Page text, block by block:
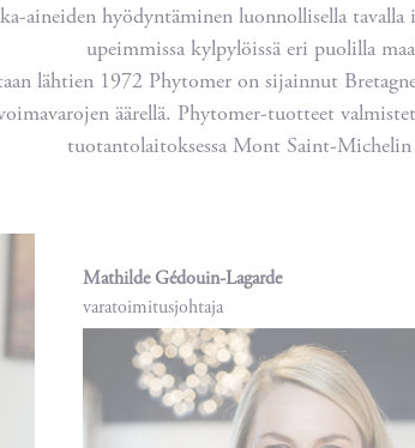
aineiden hyödyntäminen luonnollisella
upeimmissa kylpylöissä eri puolilla
lähtien 1972 Phytomer on sijainnut
äärellä. Phytomer-tuotteet
tuotantolaitoksessa Mont Saint-Michelin
Mathilde Gédouin-Lagarde
varatoimitusjohtaja